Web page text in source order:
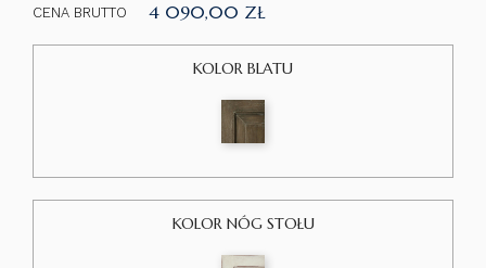
CENA BRUTTO 4 090,00 ZŁ
KOLOR BLATU
KOLOR NÓG STOŁU